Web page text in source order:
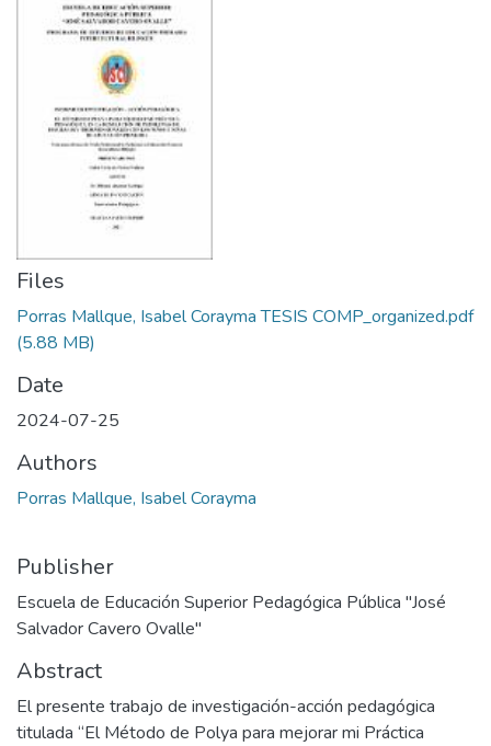
Manuales
Files
Porras Mallque, Isabel Corayma TESIS COMP_organized.pdf
(5.88 MB)
Date
2024-07-25
Authors
Porras Mallque, Isabel Corayma
Publisher
Escuela de Educación Superior Pedagógica Pública "José
Salvador Cavero Ovalle"
Abstract
El presente trabajo de investigación-acción pedagógica
titulada “El Método de Polya para mejorar mi Práctica